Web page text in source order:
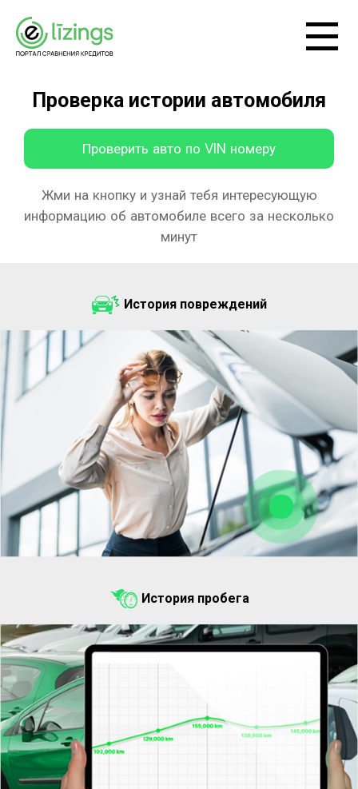
Проверка истории автомобиля
Проверить авто по VIN номеру
Жми на кнопку и узнай тебя интересующую
информацию об автомобиле всего за несколько
минут
История повреждений
История пробега